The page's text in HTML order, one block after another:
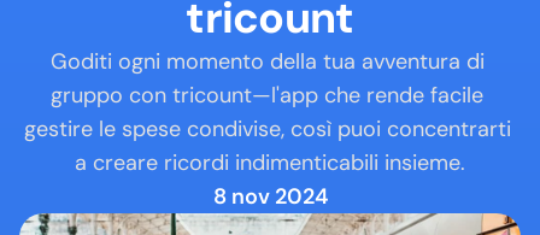
tricount
Goditi ogni momento della tua avventura di
gruppo con tricount—l'app che rende facile
gestire le spese condivise, così puoi concentrarti
a creare ricordi indimenticabili insieme.
8 nov 2024